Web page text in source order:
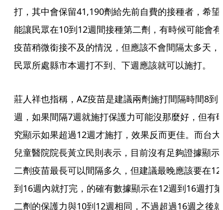
打，其中會保留41,190劑給先前自費的接種者，希望
能讓民眾在10到12週間接種第二劑，有時候可能會有
疫苗稍微銜接不及的情況，但應該不會間隔太多天，
民眾所處縣市本週打不到、下週應該就可以施打。
莊人祥也指稱，AZ疫苗是建議兩劑施打間隔時間8到
週，如果間隔7週就施打保護力可能沒那麼好，但有
究顯示如果超過12週才施打，效果反而更佳。而台大
兒童醫院院長黃立民則表示，目前沒有足夠證據顯示
二劑疫苗最長可以間隔多久，但建議最晚應該要在12
到16週內就打完，的確有數據顯示在12週到16週打第
二劑的保護力與10到12週相同，不過超過16週之後就